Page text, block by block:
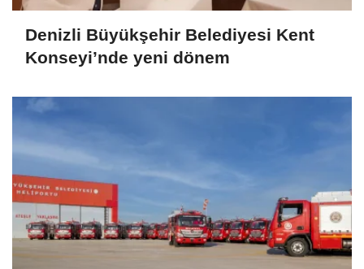
Denizli Büyükşehir Belediyesi Kent
Konseyi’nde yeni dönem